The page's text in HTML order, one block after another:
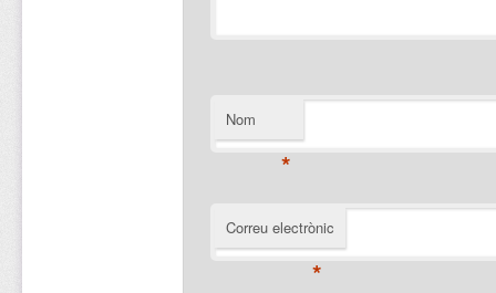
Nom
*
Correu electrònic
*